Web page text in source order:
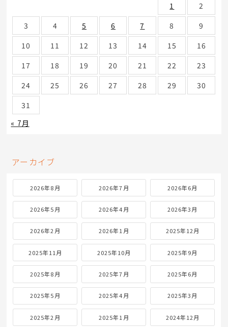
1
2
3
4 5 6 7 8
9
10
11 12 13 14 15
16
17
18 19 20 21 22
23
24
25 26 27 28 29
30
31
« 7月
アーカイブ
2026年8月 2026年7月 2026年6月
2026年5月 2026年4月 2026年3月
2026年2月 2026年1月 2025年12月
2025年11月 2025年10月 2025年9月
2025年8月 2025年7月 2025年6月
2025年5月 2025年4月 2025年3月
2025年2月 2025年1月 2024年12月